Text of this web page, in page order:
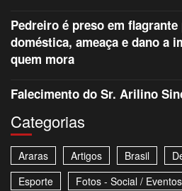
Pedreiro é preso em
doméstica, ameaça e dano a
quem mora
Falecimento do Sr. Arilino
Categorias
Araras Artigos Brasil
Esporte
Fotos - Social / Eventos